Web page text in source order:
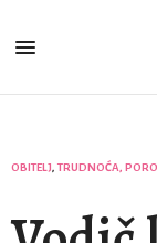
OBITELJ, TRUDNOĆA,